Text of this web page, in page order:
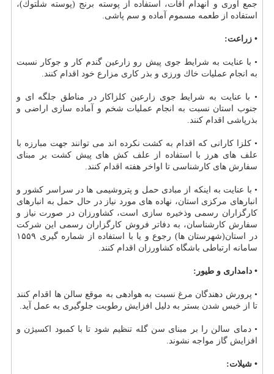
جمع آوری و انهدام آفات، استفاده از پوسته برنج (پوسته شلتوك)،
استفاده از طعمه مسموم آماده و سم پاشی.
• زراعت:
• با عنایت به شرایط جوی پیش رو زارعین گندم كار و جوكار نسبت
به انجام عملیات خاك ورزی و بذر كاری مزارع خود اقدام كنند.
• با عنایت به شرایط جوی زارعین كلزاكار در مناطق جلگه ای و
جنوب استان نسبت به انجام عملیات شخم و آماده سازی اراضی و
بذرپاشی اقدام كنند.
• كلزا كارانی كه اقدام به كشت نكرده اند می توانند جهت مبارزه با
علف های هرز با استفاده از علف كش های پیش كشت بر مبنای
سفارش های كارشناسی تا اواخر هفته اقدام كنند.
• با عنایت به اینكه از مبادی حمل و پتروشیمی ها در سراسر كشور و
انبارهای مركزی استان، نهاده های مورد نیاز در حال حمل به انبارهای
كارگزاران رسمی وذخیره سازی است، كشاورزان در صورت نیاز و
سفارش كارشناسان، به دفاتر فروش كارگزاران رسمی این شركت
در استان(شهرستان ها) رجوع و یا با استفاده از شماره گیری ۱۵۵۹
سامانه ارتباطی باشگاه كشاورزان اقدام كنند.
• دامداری و طیور:
• پرورش دهندگان مرغ نسبت به هوادهی به موقع سالن ها اقدام كنند
تا از خیس شدن بستر به دلیل افزایش رطوبت جلوگیری به عمل آید.
• دمای سالن را بر مبنای سن گله تنظیم شود تا با كمبود اكسیژن و
افزایش گاز مواجه نشوند.
• شیلات: